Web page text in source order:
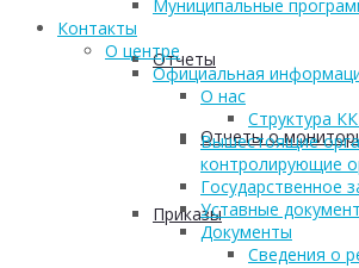
Отчеты
Отчеты о
Приказы
Муниципальные
Контакты
О центре
Официальная
О нас
Структура
Вышестоящие
контролирующие
Государственное
Уставные
Документы
Сведения о